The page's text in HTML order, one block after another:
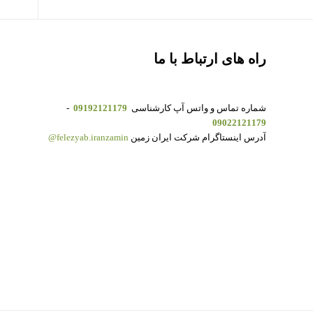
راه های ارتباط با ما
شماره تماس و واتس آپ کارشناسی 09192121179
-
09022121179
آدرس اینستاگرام شرکت ایران زمین felezyab.iranzamin@